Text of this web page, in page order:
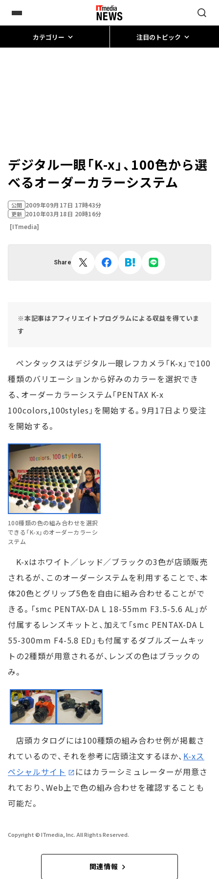
カテゴリー 注目のトピック
デジタル一眼「K-x」、100色から選
べるオーダーカラーシステム
公開 2009年09月17日 17時43分
更新 2010年03月18日 20時16分
[ITmedia]
Share
※本記事はアフィリエイトプログラムによる収益を得ていま
す
ペンタックスはデジタル一眼レフカメラ「K-x」で100
種類のバリエーションから好みのカラーを選択でき
る、オーダーカラーシステム「PENTAX K-x
100colors,100styles」を開始する。9月17日より受注
を開始する。
100種類の色の組み合わせを選択
できる「K-x」のオーダーカラーシ
ステム
K-xはホワイト／レッド／ブラックの3色が店頭販売
されるが、このオーダーシステムを利用することで、本
体20色とグリップ5色を自由に組み合わせることがで
きる。「smc PENTAX-DA L 18-55mm F3.5-5.6 AL」が
付属するレンズキットと、加えて「smc PENTAX-DA L
55-300mm F4-5.8 ED」も付属するダブルズームキッ
トの2種類が用意されるが、レンズの色はブラックの
み。
店頭カタログには100種類の組み合わせ例が掲載さ
れているので、それを参考に店頭注文するほか、 K-xス
ペシャルサイト
にはカラーシミュレーターが用意さ
れており、Web上で色の組み合わせを確認することも
可能だ。
Copyright © ITmedia, Inc. All Rights Reserved.
関連情報